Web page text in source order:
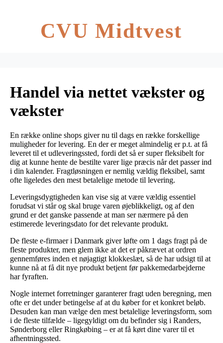
CVU Midtvest
Handel via nettet vækster og
vækster
En række online shops giver nu til dags en række forskellige
muligheder for levering. En der er meget almindelig er p.t. at få
leveret til et udleveringssted, fordi det så er super fleksibelt for
dig at kunne hente de bestilte varer lige præcis når det passer ind
i din kalender. Fragtløsningen er nemlig vældig fleksibel, samt
ofte ligeledes den mest betalelige metode til levering.
Leveringsdygtigheden kan vise sig at være vældig essentiel
forudsat vi står og skal bruge varen øjeblikkeligt, og af den
grund er det ganske passende at man ser nærmere på den
estimerede leveringsdato for det relevante produkt.
De fleste e-firmaer i Danmark giver løfte om 1 dags fragt på de
fleste produkter, men glem ikke at det er påkrævet at ordren
gennemføres inden et nøjagtigt klokkeslæt, så de har udsigt til at
kunne nå at få dit nye produkt betjent før pakkemedarbejderne
har fyraften.
Nogle internet forretninger garanterer fragt uden beregning, men
ofte er det under betingelse af at du køber for et konkret beløb.
Desuden kan man vælge den mest betalelige leveringsform, som
i de fleste tilfælde – ligegyldigt om du befinder sig i Randers,
Sønderborg eller Ringkøbing – er at få kørt dine varer til et
afhentningssted.